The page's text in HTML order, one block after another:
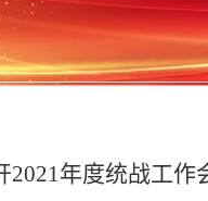
2021年度统战工